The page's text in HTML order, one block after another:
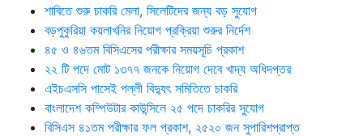
শাবিতে শুরু চাকরি মেলা, সিলেটিদের জন্য বড় সুযোগ
বড়পুকুরিয়া কয়লাখনির নিয়োগ প্রক্রিয়া শুরুর নির্দেশ
৪৫ ও ৪৬তম বিসিএসের পরীক্ষার সময়সূচি প্রকাশ
২২ টি পদে মোট ১৩৭৭ জনকে নিয়োগ দেবে খাদ্য অধিদপ্তর
এইচএসসি পাসেই পল্লী বিদ্যুৎ সমিতিতে চাকরি
বাংলাদেশ কম্পিউটার কাউন্সিলে ২৫ পদে চাকরির সুযোগ
বিসিএস ৪১তম পরীক্ষার ফল প্রকাশ, ২৫২০ জন সুপারিশপ্রাপ্ত